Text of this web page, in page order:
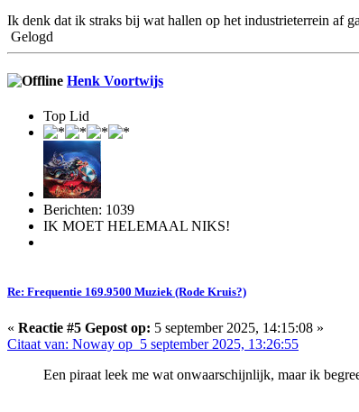
Ik denk dat ik straks bij wat hallen op het industrieterrein af
Gelogd
Henk Voortwijs
Top Lid
Berichten: 1039
IK MOET HELEMAAL NIKS!
Re: Frequentie 169.9500 Muziek (Rode Kruis?)
« Reactie #5 Gepost op: 5 september 2025, 14:15:08 »
Citaat van: Noway op 5 september 2025, 13:26:55
Een piraat leek me wat onwaarschijnlijk, maar ik